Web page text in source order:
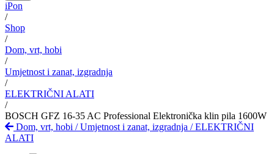
iPon
/
Shop
/
Dom, vrt, hobi
/
Umjetnost i zanat, izgradnja
/
ELEKTRIČNI ALATI
/
BOSCH GFZ 16-35 AC Professional Elektronička klin pila 1600W
Dom, vrt, hobi /Umjetnost i zanat, izgradnja /ELEKTRIČNI
ALATI